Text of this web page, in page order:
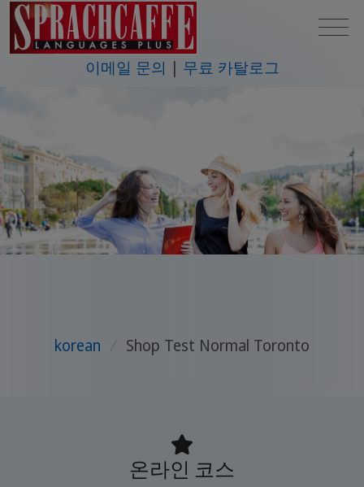
이메일 문의 무료 카탈로그
korean Shop Test Normal Toronto
온라인 코스